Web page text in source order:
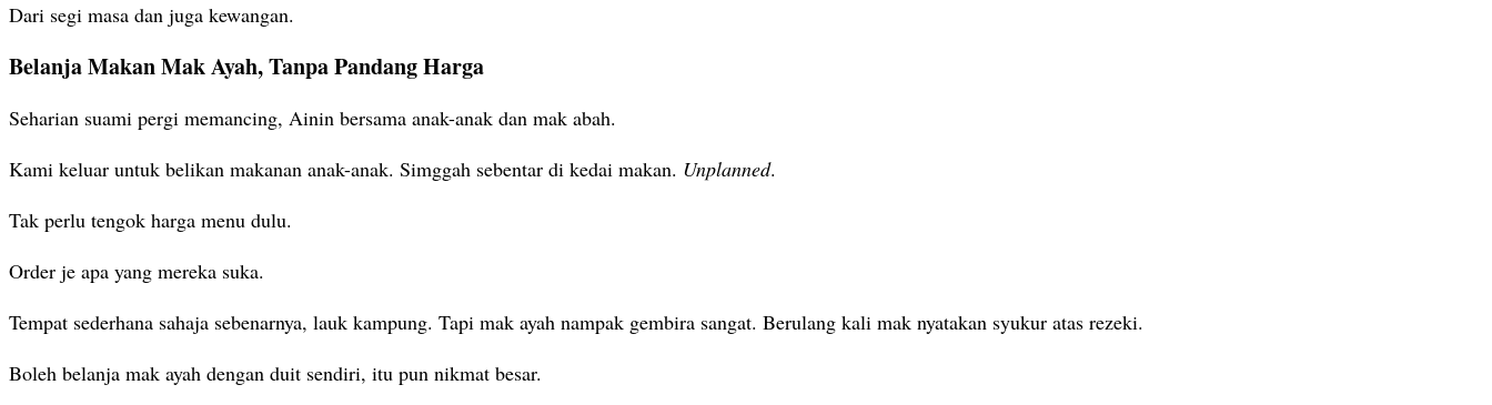
Dari segi masa dan juga kewangan.
Belanja Makan Mak Ayah, Tanpa Pandang Harga
Seharian suami pergi memancing, Ainin bersama anak-anak dan mak abah.
Kami keluar untuk belikan makanan anak-anak. Simggah sebentar di kedai makan. Unplanned.
Tak perlu tengok harga menu dulu.
Order je apa yang mereka suka.
Tempat sederhana sahaja sebenarnya, lauk kampung. Tapi mak ayah nampak gembira sangat. Berulang kali mak nyatakan syukur atas rezeki.
Boleh belanja mak ayah dengan duit sendiri, itu pun nikmat besar.